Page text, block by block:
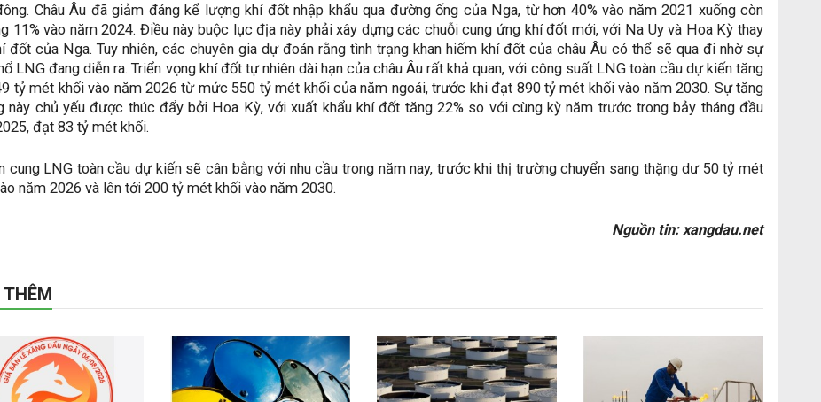
Châu Âu đã giảm đáng kể lượng khí đốt nhập khẩu qua đường ống của Nga, từ hơn 40% vào năm 2021 xuống còn
11% vào năm 2024. Điều này buộc lục địa này phải xây dựng các chuỗi cung ứng khí đốt mới, với Na Uy và Hoa Kỳ thay
đốt của Nga. Tuy nhiên, các chuyên gia dự đoán rằng tình trạng khan hiếm khí đốt của châu Âu có thể sẽ qua đi nhờ sự
LNG đang diễn ra. Triển vọng khí đốt tự nhiên dài hạn của châu Âu rất khả quan, với công suất LNG toàn cầu dự kiến ​​tăng
tỷ mét khối vào năm 2026 từ mức 550 tỷ mét khối của năm ngoái, trước khi đạt 890 tỷ mét khối vào năm 2030. Sự tăng
này chủ yếu được thúc đẩy bởi Hoa Kỳ, với xuất khẩu khí đốt tăng 22% so với cùng kỳ năm trước trong bảy tháng đầu
đạt 83 tỷ mét khối.
cung LNG toàn cầu dự kiến ​​sẽ cân bằng với nhu cầu trong năm nay, trước khi thị trường chuyển sang thặng dư 50 tỷ mét
năm 2026 và lên tới 200 tỷ mét khối vào năm 2030.
Nguồn tin: xangdau.net